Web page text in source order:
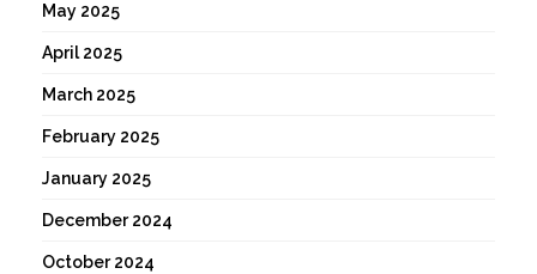
May 2025
April 2025
March 2025
February 2025
January 2025
December 2024
October 2024